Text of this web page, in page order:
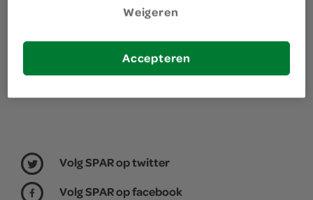
Volg SPAR op twitter
Volg SPAR op facebook
Weigeren
Accepteren